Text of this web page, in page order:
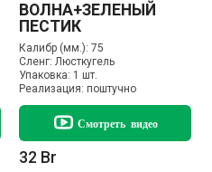
ВОЛНА+ЗЕЛЕНЫЙ
ПЕСТИК
Калибр (мм.): 75
Сленг: Люсткугель
Упаковка: 1 шт.
Реализация: поштучно
Смотреть видео
32 Br